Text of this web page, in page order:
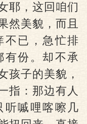
耶，这回咱们
然美貌，而且
不已，急忙排
有份。却不承
孩子的美貌，
指：那边有人
听嘁哩喀嚓几